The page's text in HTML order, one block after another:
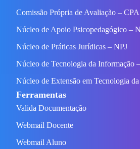
Comissão Própria de Avaliação – CPA
Núcleo de Apoio Psicopedagógico –
Núcleo de Práticas Jurídicas – NPJ
Núcleo de Tecnologia da Informação
Núcleo de Extensão em Tecnologia
Ferramentas
Valida Documentação
Webmail Docente
Webmail Aluno